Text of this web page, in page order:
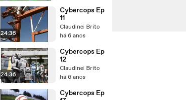
24:36
Cybercops Ep
11
Claudinei Brito
há 6 anos
24:36
Cybercops Ep
12
Claudinei Brito
há 6 anos
Cybercops Ep